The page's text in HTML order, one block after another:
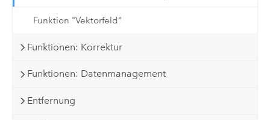
Funktion "Vektorfeld"
Funktionen: Korrektur
Funktionen: Datenmanagement
Entfernung